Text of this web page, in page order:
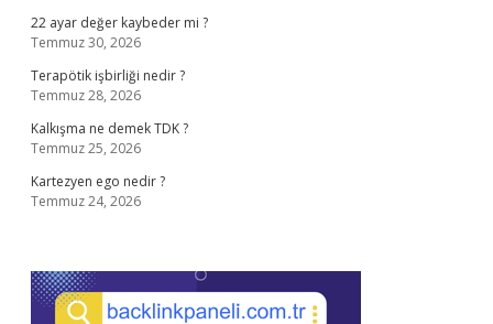
22 ayar değer kaybeder mi ?
Temmuz 30, 2026
Terapötik işbirliği nedir ?
Temmuz 28, 2026
Kalkışma ne demek TDK ?
Temmuz 25, 2026
Kartezyen ego nedir ?
Temmuz 24, 2026